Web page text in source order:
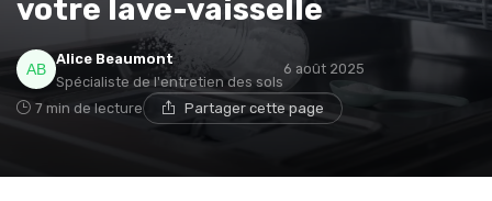
votre lave-vaisselle
Alice Beaumont
Spécialiste de l'entretien des sols
6 août 2025
7 min de lecture Partager cette page
* En m'inscrivant, j'accepte de recevoir la newsletter
d'Appareils Ménagers et les offres de ses partenaires.
Non merci, peut-être plus tard